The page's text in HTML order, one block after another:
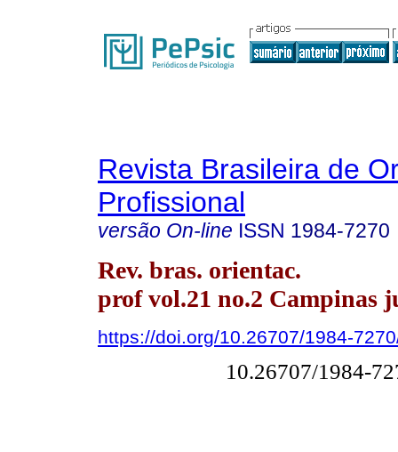
Revista Brasileira de
Profissional
versão On-line ISSN 1984-7270
Rev. bras. orientac.
prof vol.21 no.2 Campinas
https://doi.org/10.26707/1984-
10.26707/1984-